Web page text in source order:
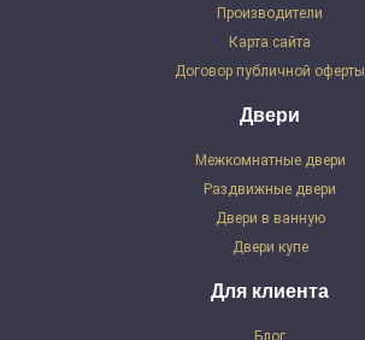
Производители
Карта сайта
Договор публичной оферты
Двери
Межкомнатные двери
Раздвижные двери
Двери в ванную
Двери купе
Для клиента
Блог